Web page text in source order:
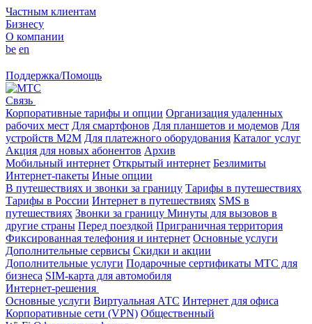
Частным клиентам
Бизнесу
О компании
be en
Поддержка/Помощь
Связь
Корпоративные тарифы и опции Организация удаленных
рабочих мест Для смартфонов Для планшетов и модемов Для
устройств M2M Для платежного оборудования Каталог услуг
Акция для новых абонентов Архив
Мобильный интернет Открытый интернет Безлимиты
Интернет-пакеты Иные опции
В путешествиях и звонки за границу Тарифы в путешествиях
Тарифы в России Интернет в путешествиях SMS в
путешествиях Звонки за границу Минуты для вызовов в
другие страны Перед поездкой Приграничная территория
Фиксированная телефония и интернет Основные услуги
Дополнительные сервисы Скидки и акции
Дополнительные услуги Подарочные сертификаты МТС для
бизнеса SIM-карта для автомобиля
Интернет-решения
Основные услуги Виртуальная АТС Интернет для офиса
Корпоративные сети (VPN) Общественный